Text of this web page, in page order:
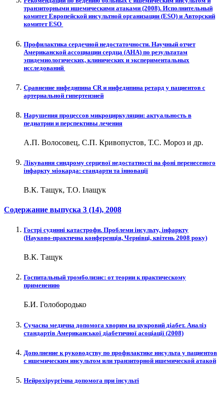
транзиторными ишемическими атаками (2008). Исполнительный
комитет Европейской инсультной организации (ESO) и Авторский
комитет ESO
Профилактика сердечной недостаточности. Научный отчет
Американской ассоциации сердца (АНА) по результатам
эпидемиологических, клинических и экспериментальных
исследований
Сравнение нифедипина CR и нифедипина ретард у пациентов с
артериальной гипертензией
Нарушения процессов микроциркуляции: актуальность в
педиатрии и перспективы лечения
А.П. Волосовец, С.П. Кривопустов, Т.С. Мороз и др.
Лікування синдрому серцевої недостатності на фоні перенесеного
інфаркту міокарда: стандарти та інновації
В.К. Тащук, Т.О. Ілащук
Содержание выпуска 3 (14), 2008
Гострі судинні катастрофи. Проблеми інсульту, інфаркту
(Науково-практична конференція, Чернівці, квітень 2008 року)
В.К. Тащук
Госпитальный тромболизис: от теории к практическому
применению
Б.И. Голобородько
Сучасна медична допомога хворим на цукровий діабет. Аналіз
cтандартів Американської діабетичної асоціації (2008)
Дополнение к руководству по профилактике инсульта у пациентов
с ишемическим инсультом или транзиторной ишемической атакой
Нейрохірургічна допомога при інсульті